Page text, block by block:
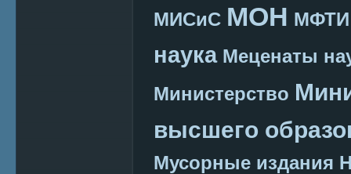
МИСиС МОН МФТИ
наука Меценаты
Министерство
высшего
Мусорные издания